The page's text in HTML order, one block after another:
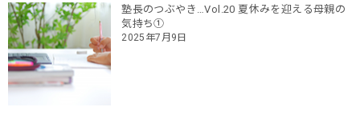
塾長のつぶやき…Vol.20 夏休みを迎える母親の
気持ち①
2025年7月9日